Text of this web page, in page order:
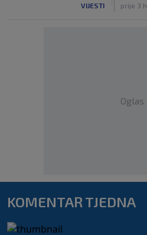
VIJESTI prije 3 h
Oglas
KOMENTAR TJEDNA